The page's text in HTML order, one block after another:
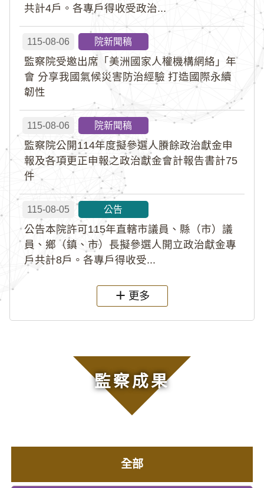
共計4戶。各專戶得收受政治...
115-08-06 院新聞稿
監察院受邀出席「美洲國家人權機構網絡」年
會 分享我國氣候災害防治經驗 打造國際永續
韌性
115-08-06 院新聞稿
監察院公開114年度擬參選人賸餘政治獻金申
報及各項更正申報之政治獻金會計報告書計75
件
115-08-05 公告
公告本院許可115年直轄市議員、縣（市）議
員、鄉（鎮、市）長擬參選人開立政治獻金專
戶共計8戶。各專戶得收受...
更多
監察成果
全部